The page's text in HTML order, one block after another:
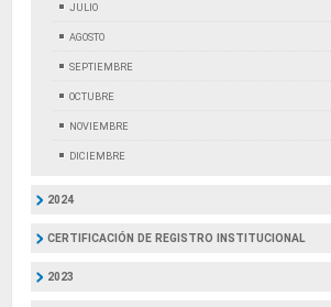
JULIO
AGOSTO
SEPTIEMBRE
OCTUBRE
NOVIEMBRE
DICIEMBRE
2024
CERTIFICACIÓN DE REGISTRO INSTITUCIONAL
2023